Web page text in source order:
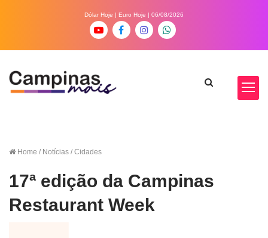
Dólar Hoje | Euro Hoje | 06/08/2026
Home / Notícias / Cidades
17ª edição da Campinas
Restaurant Week